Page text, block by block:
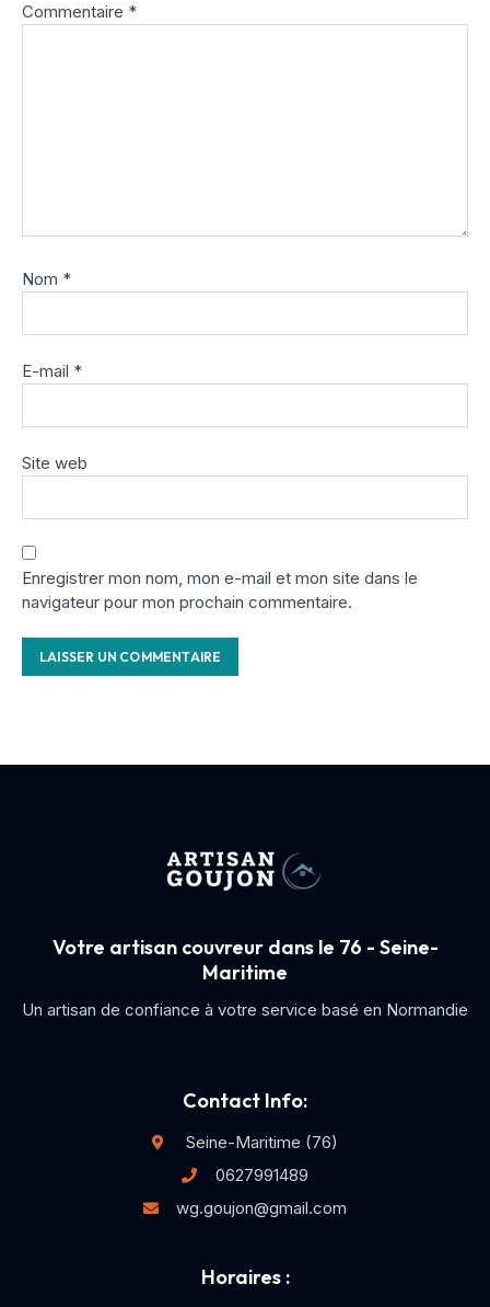
Commentaire *
Nom *
E-mail *
Site web
Enregistrer mon nom, mon e-mail et mon site dans le
navigateur pour mon prochain commentaire.
Votre artisan couvreur dans le 76 - Seine-
Maritime
Un artisan de confiance à votre service basé en Normandie
Contact Info:
Seine-Maritime (76)
0627991489
wg.goujon@gmail.com
Horaires :